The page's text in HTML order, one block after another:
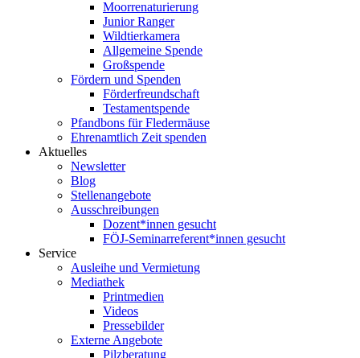
Moorrenaturierung
Junior Ranger
Wildtierkamera
Allgemeine Spende
Großspende
Fördern und Spenden
Förderfreundschaft
Testamentspende
Pfandbons für Fledermäuse
Ehrenamtlich Zeit spenden
Aktuelles
Newsletter
Blog
Stellenangebote
Ausschreibungen
Dozent*innen gesucht
FÖJ-Seminarreferent*innen gesucht
Service
Ausleihe und Vermietung
Mediathek
Printmedien
Videos
Pressebilder
Externe Angebote
Pilzberatung